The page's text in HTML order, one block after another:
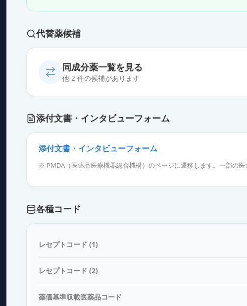
代替薬候補
同成分薬一覧を見る
他 2 件の候補があります
薬価 17987 円
アダリムマブBS皮下注20mgシリンジ0.4mL「FKB」
添付文書・インタビューフォーム
添付文書・インタビューフォーム
※ PMDA（医薬品医療機器総合機構）のページに遷移します。一部の医
各種コード
レセプトコード (1)
レセプトコード (2)
薬価基準収載医薬品コード